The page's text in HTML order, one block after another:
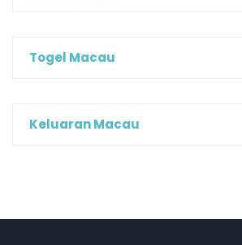
Togel Macau
Keluaran Macau